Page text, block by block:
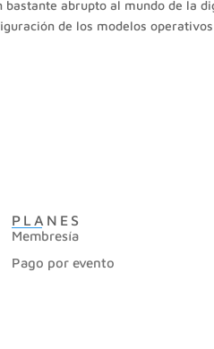
bastante abrupto al mundo de la
de los modelos
PLANES
Membresía
Pago por evento